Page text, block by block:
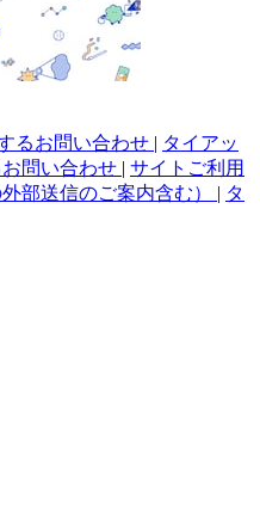
るお問い合わせ | タイアッ
問い合わせ | サイトご利用
部送信のご案内含む） | タ